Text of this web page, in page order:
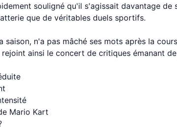
souligné qu'il s'agissait davantage de
que de véritables duels sportifs.
n'a pas mâché ses mots après la
rejoint ainsi le concert de critiques émanant
Mario Kart